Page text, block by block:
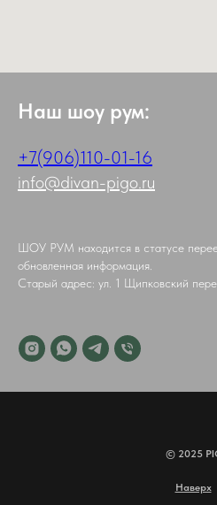
Наш шоу рум:
+7(906)110-01-16
info@divan-pigo.ru
ШОУ РУМ находится в статусе
обновленная информация.
Старый адрес: ул. 1 Щипковский
© 2025
Наверх